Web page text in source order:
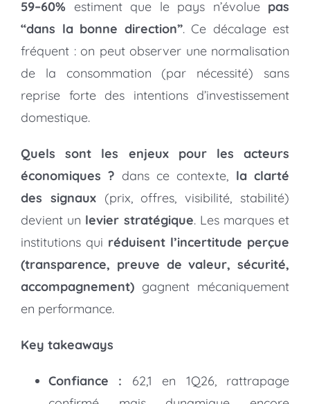
59–60% estiment que le pays n’évolue pas
“dans la bonne direction”. Ce décalage est
fréquent : on peut observer une normalisation
de la consommation (par nécessité) sans
reprise forte des intentions d’investissement
domestique.
Quels sont les enjeux pour les acteurs
économiques ? dans ce contexte, la clarté
des signaux(prix, offres, visibilité, stabilité)
devient un levier stratégique. Les marques et
institutions qui réduisent l’incertitude perçue
(transparence, preuve de valeur, sécurité,
accompagnement) gagnent mécaniquement
en performance.
Key takeaways
Confiance : 62,1 en 1Q26, rattrapage